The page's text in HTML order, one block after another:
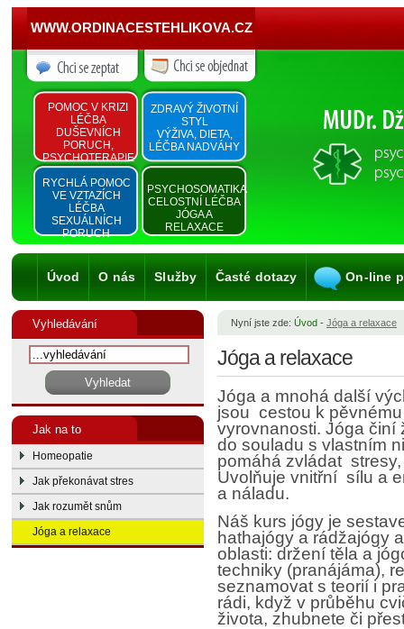
WWW.ORDINACESTEHLIKOVA.CZ
POMOC V KRIZI
LÉČBA
DUŠEVNÍCH
PORUCH,
PSYCHOTERAPIE
ZDRAVÝ ŽIVOTNÍ
STYL
VÝŽIVA, DIETA,
LÉČBA NADVÁHY
RYCHLÁ POMOC
VE VZTAZÍCH
LÉČBA
SEXUÁLNÍCH
PORUCH
PSYCHOSOMATIKA
CELOSTNÍ LÉČBA
JÓGA A
RELAXACE
Úvod O nás Služby Časté dotazy On-line
Vyhledávání
Jak na to
Homeopatie
Jak překonávat stres
Jak rozumět snům
Jóga a relaxace
Nyní jste zde: Úvod - Jóga a relaxace
Jóga a relaxace
Jóga a mnohá další
jsou cestou k
vyrovnanosti. Jóga činí
do souladu s vlastním
pomáhá zvládat
Uvolňuje vnitřní sílu a
a náladu.
Náš kurs jógy je
hathajógy a rádžajógy
oblasti: držení těla a
techniky (pranájáma),
seznamovat s teorií i
rádi, když v průběhu
života, zhubnete či